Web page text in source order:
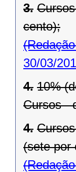
3.
cento);
30/03/
4. 10%
Cursos -
4.
(sete por